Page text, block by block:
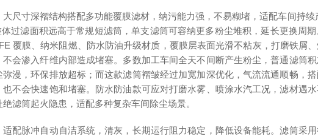
大尺寸深褶结构搭配多功能覆膜滤材，纳污能力强，不易糊堵，适配车间持
过滤面积远高于常规短滤筒，单支滤筒可容纳更多粉尘堆积，延长更换周
覆膜、纳米阻燃、防水防油升级材质，覆膜层表面光滑不粘灰，打磨铁屑
不会渗入纤维内部造成堵塞。多数加工车间全天不间断产生粉尘，普通滤筒
弥漫，环保排放超标；而这款滤筒褶皱经过加宽加深优化，气流流通顺畅，
也不会快速饱和堵塞。防水防油款可应对打磨水雾、喷涂水汽工况，滤材遇
绝滤筒起火隐患，适配多种复杂车间除尘场景。
适配脉冲自动自洁系统，清灰，长期运行阻力稳定，降低设备能耗。滤筒采